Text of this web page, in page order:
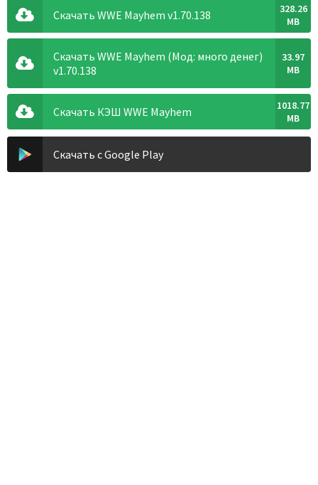
Скачать WWE Mayhem v1.70.138
328.26
MB
Скачать WWE Mayhem (Мод: много денег)
v1.70.138
33.97
MB
Скачать КЭШ WWE Mayhem
1018.77
MB
Скачать с Google Play